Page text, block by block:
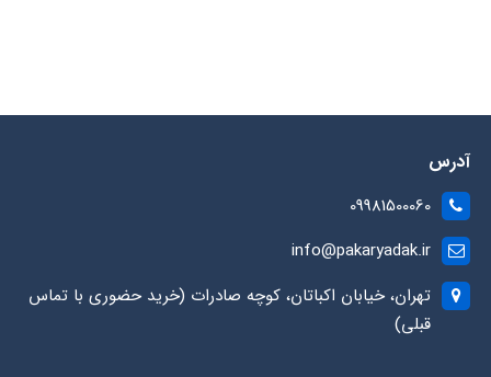
آدرس
09981500060
info@pakaryadak.ir
تهران، خیابان اکباتان، کوچه صادرات (خرید حضوری با تماس
قبلی)